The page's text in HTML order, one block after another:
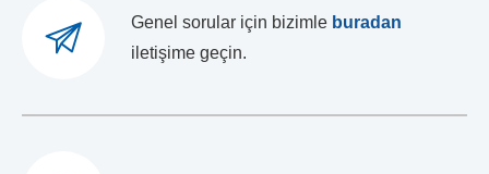
Genel sorular için bizimle buradan
iletişime geçin.